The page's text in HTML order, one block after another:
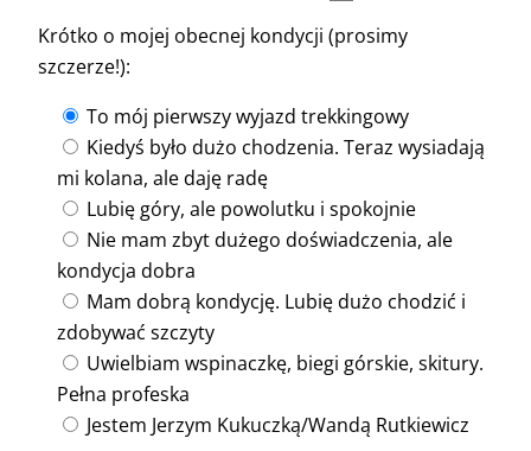
Krótko o mojej obecnej kondycji (prosimy
szczerze!):
To mój pierwszy wyjazd trekkingowy
Kiedyś było dużo chodzenia. Teraz wysiadają
mi kolana, ale daję radę
Lubię góry, ale powolutku i spokojnie
Nie mam zbyt dużego doświadczenia, ale
kondycja dobra
Mam dobrą kondycję. Lubię dużo chodzić i
zdobywać szczyty
Uwielbiam wspinaczkę, biegi górskie, skitury.
Pełna profeska
Jestem Jerzym Kukuczką/Wandą Rutkiewicz